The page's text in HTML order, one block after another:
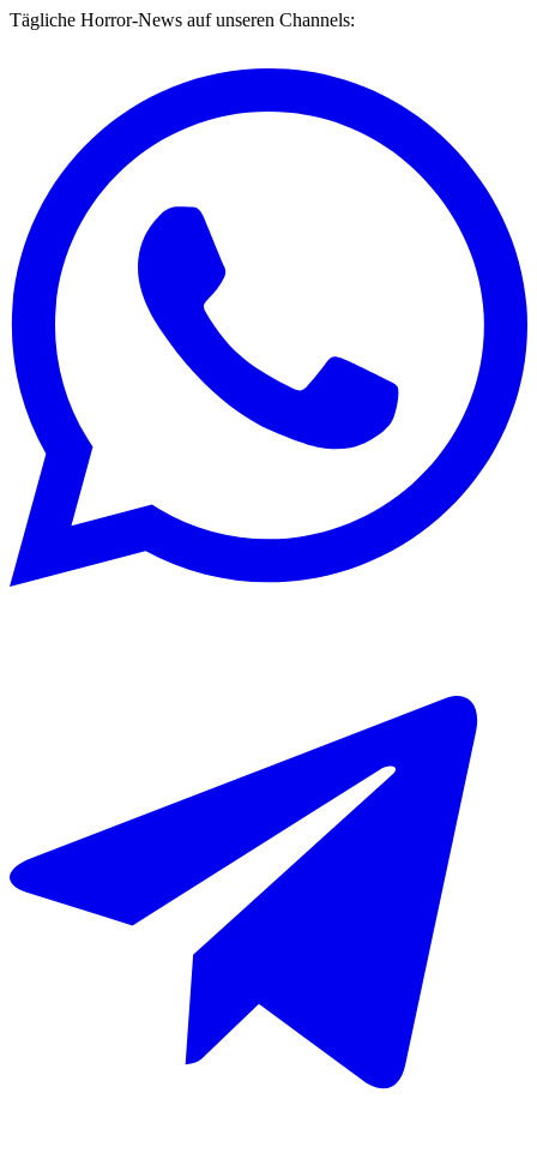
Tägliche Horror-News auf unseren Channels: